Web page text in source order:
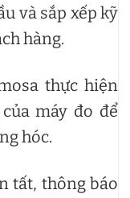
và sắp xếp kỹ
hàng.
thực hiện
máy đo để
hóc.
tất, thông báo